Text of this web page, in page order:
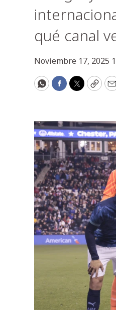
qué canal
Noviembre 17, 2025
WhatsApp
Facebook
Twitter
Copy